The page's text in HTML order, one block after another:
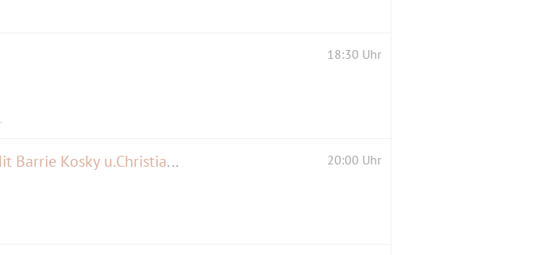
18:30 Uhr
Diskurs im BE: M. Friedman im Gespräch: Kunstfreiheit Mit Barrie Kosky u.Christian Schertz, 20:00 Uhr